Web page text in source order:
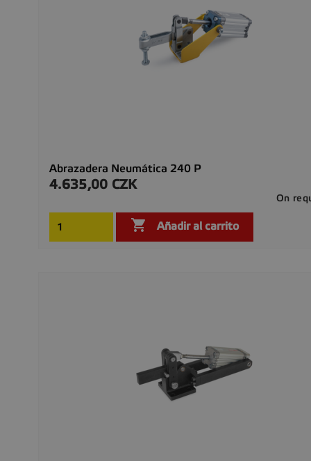
Abrazadera Neumática 240 P
Precio
4.635,00 CZK
On
 Añadir al carrito